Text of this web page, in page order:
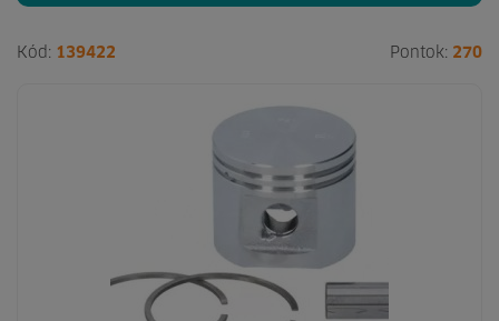
Kód: 139422 Pontok: 270